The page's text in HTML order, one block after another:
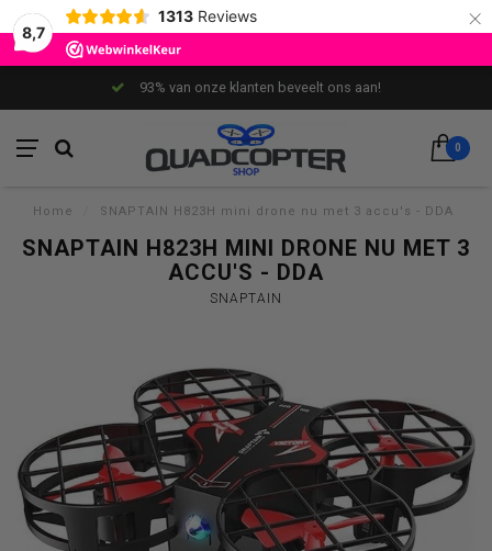
8,7
1313 Reviews ×
93% van onze klanten beveelt ons aan!
0
Home SNAPTAIN H823H mini drone nu met 3 accu's - DDA
SNAPTAIN H823H MINI DRONE NU MET 3
ACCU'S - DDA
SNAPTAIN